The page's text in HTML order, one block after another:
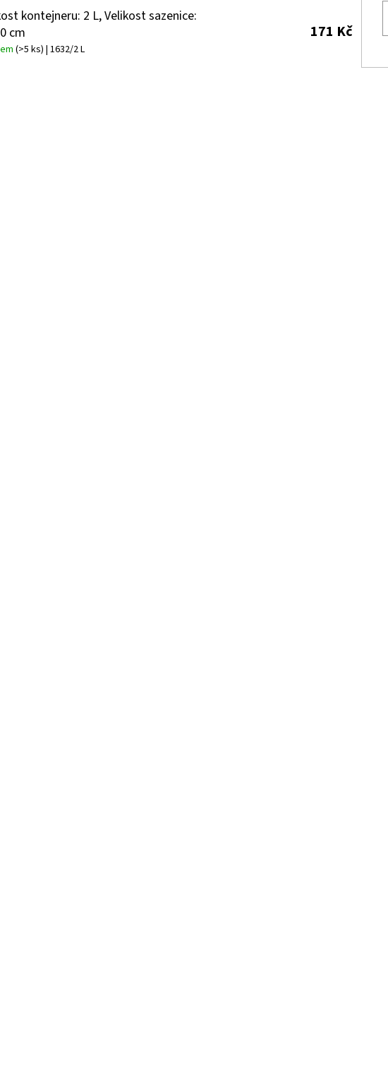
kontejneru: 2 L, Velikost sazenice:
cm
(>5 ks) | 1632/2 L
171 Kč